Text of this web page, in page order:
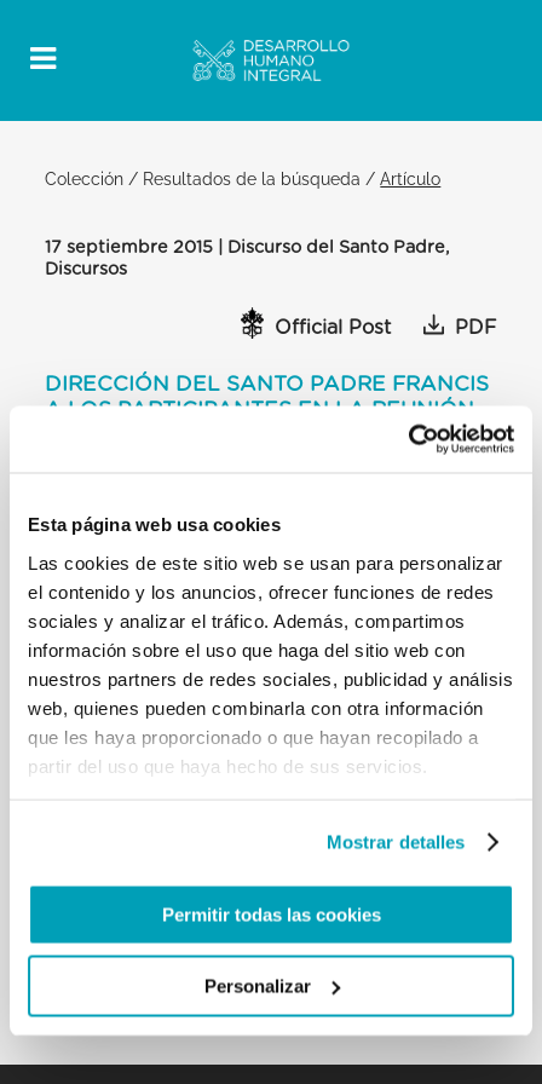
Esta página web usa cookies
Las cookies de este sitio web se usan para personalizar
el contenido y los anuncios, ofrecer funciones de redes
sociales y analizar el tráfico. Además, compartimos
información sobre el uso que haga del sitio web con
nuestros partners de redes sociales, publicidad y análisis
web, quienes pueden combinarla con otra información
que les haya proporcionado o que hayan recopilado a
partir del uso que haya hecho de sus servicios.
Mostrar detalles
Permitir todas las cookies
Personalizar
Colección / Resultados de la búsqueda /Artículo
17 septiembre 2015 | Discurso del Santo Padre,
Discursos
Official Post PDF
DIRECCIÓN DEL SANTO PADRE FRANCIS
A LOS PARTICIPANTES EN LA REUNIÓN
Queridos hermanos y hermanas:
[…] Uno de los dramas humanitarios más opresivos
de las últimas décadas son las terribles
consecuencias que los conflictos en Siria e Iraq
tienen en las poblaciones civiles, así como en el
patrimonio cultural. Millones de personas se
encuentran en un estado alarmante de necesidad
urgente, obligados a abandonar sus tierras de
origen. El Líbano, Jordania y Turquía hoy soportan
el peso de millones de refugiados, que han acogido
los equilibrios internos y regionales de una manera
que los traficantes de armas continúan haciendo
sus intereses. […]
Volver a los resultados